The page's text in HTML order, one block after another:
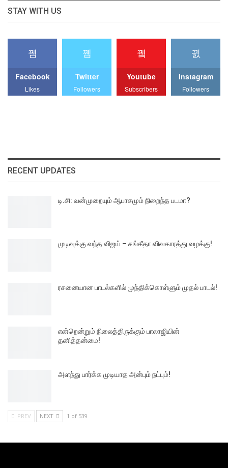
STAY WITH US
Facebook
Likes
Twitter
Followers
Youtube
Subscribers
Instagram
Followers
RECENT UPDATES
டி.சி: வன்முறையும் ஆபாசமும் நிறைந்த படமா?
முடிவுக்கு வந்த விஜய் – சங்கீதா விவகாரத்து வழக்கு!
ரசனையான பாடல்களில் முந்திக்கொள்ளும் முதல் பாடல்!
என்றென்றும் நிலைத்திருக்கும் பாலாஜியின்
தனித்தன்மை!
அளந்து பார்க்க முடியாத அன்பும் நட்பும்!
PREV NEXT 1 of 539